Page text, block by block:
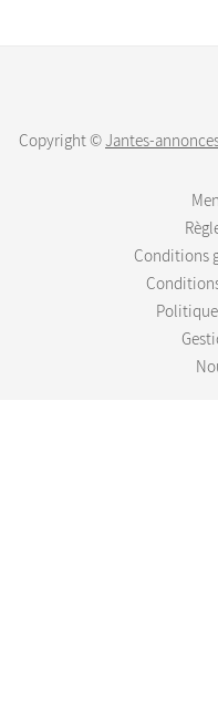
Copyright ©Jantes-
Conditions